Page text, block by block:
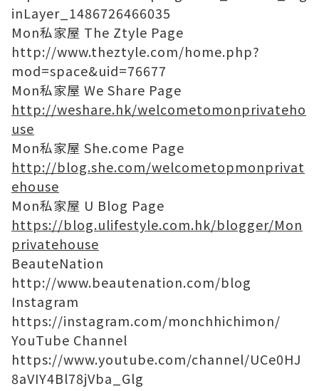
inLayer_1486726466035
Mon私家屋 The Ztyle Page
http://www.theztyle.com/home.php?
mod=space&uid=76677
Mon私家屋 We Share Page
http://weshare.hk/welcometomonprivateho
use
Mon私家屋 She.come Page
http://blog.she.com/welcometopmonprivat
ehouse
Mon私家屋 U Blog Page
https://blog.ulifestyle.com.hk/blogger/Mon
privatehouse
BeauteNation
http://www.beautenation.com/blog
Instagram
https://instagram.com/monchhichimon/
YouTube Channel
https://www.youtube.com/channel/UCe0HJ
8aVIY4Bl78jVba_Glg